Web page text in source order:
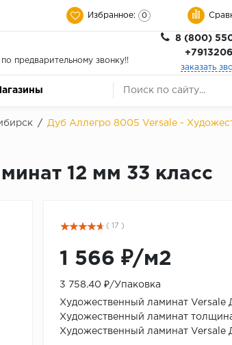
Избранное: 0
предварительному звонку!!
8 (800)
заказать
/ Дуб Аллегро 8005 Versale -
12 мм 33 класс
( 17 )
1 566 ₽/м2
3 758.40 ₽/Упаковка
Художественный ламинат Versale
Художественный ламинат
Художественный ламинат Versale